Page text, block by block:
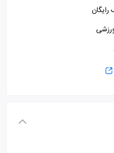
رایگان